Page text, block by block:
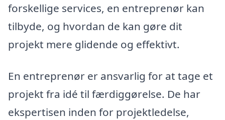
forskellige services, en entreprenør kan
tilbyde, og hvordan de kan gøre dit
projekt mere glidende og effektivt.
En entreprenør er ansvarlig for at tage et
projekt fra idé til færdiggørelse. De har
ekspertisen inden for projektledelse,